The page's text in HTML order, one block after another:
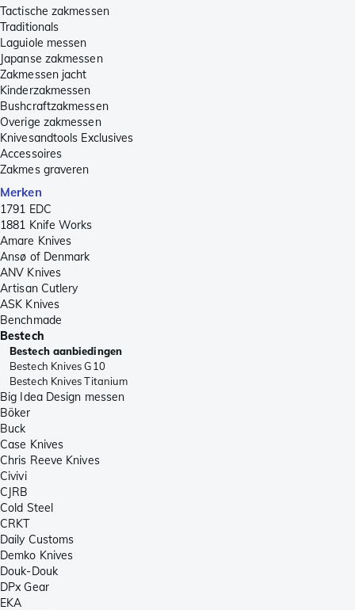
Tactische zakmessen
Traditionals
Laguiole messen
Japanse zakmessen
Zakmessen jacht
Kinderzakmessen
Bushcraftzakmessen
Overige zakmessen
Knivesandtools Exclusives
Accessoires
Zakmes graveren
Merken
1791 EDC
1881 Knife Works
Amare Knives
Ansø of Denmark
ANV Knives
Artisan Cutlery
ASK Knives
Benchmade
Bestech
Bestech aanbiedingen
Bestech Knives G10
Bestech Knives Titanium
Big Idea Design messen
Böker
Buck
Case Knives
Chris Reeve Knives
Civivi
CJRB
Cold Steel
CRKT
Daily Customs
Demko Knives
Douk-Douk
DPx Gear
EKA